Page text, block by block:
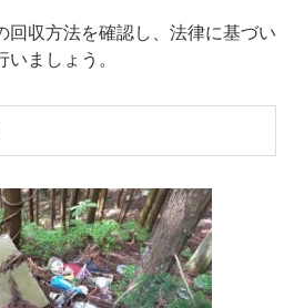
回収方法を確認し、法律に基づい
ましょう。